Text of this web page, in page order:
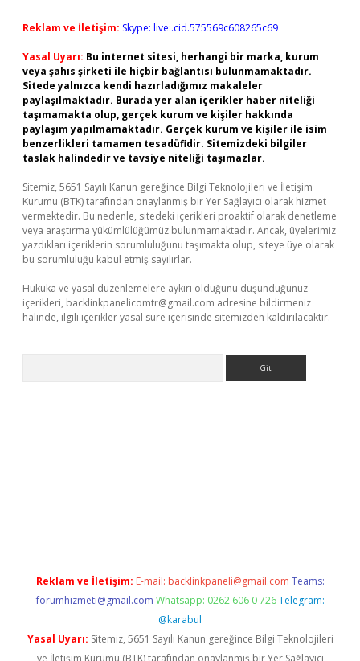
Reklam ve İletişim: Skype: live:.cid.575569c608265c69
Yasal Uyarı: Bu internet sitesi, herhangi bir marka, kurum
veya şahıs şirketi ile hiçbir bağlantısı bulunmamaktadır.
Sitede yalnızca kendi hazırladığımız makaleler
paylaşılmaktadır. Burada yer alan içerikler haber niteliği
taşımamakta olup, gerçek kurum ve kişiler hakkında
paylaşım yapılmamaktadır. Gerçek kurum ve kişiler ile isim
benzerlikleri tamamen tesadüfidir. Sitemizdeki bilgiler
taslak halindedir ve tavsiye niteliği taşımazlar.
Sitemiz, 5651 Sayılı Kanun gereğince Bilgi Teknolojileri ve İletişim
Kurumu (BTK) tarafından onaylanmış bir Yer Sağlayıcı olarak hizmet
vermektedir. Bu nedenle, sitedeki içerikleri proaktif olarak denetleme
veya araştırma yükümlülüğümüz bulunmamaktadır. Ancak, üyelerimiz
yazdıkları içeriklerin sorumluluğunu taşımakta olup, siteye üye olarak
bu sorumluluğu kabul etmiş sayılırlar.
Hukuka ve yasal düzenlemelere aykırı olduğunu düşündüğünüz
içerikleri, backlinkpanelicomtr@gmail.com adresine bildirmeniz
halinde, ilgili içerikler yasal süre içerisinde sitemizden kaldırılacaktır.
Reklam ve İletişim: E-mail: backlinkpaneli@gmail.com Teams:
forumhizmeti@gmail.com Whatsapp: 0262 606 0 726 Telegram:
@karabul
Yasal Uyarı: Sitemiz, 5651 Sayılı Kanun gereğince Bilgi Teknolojileri
ve İletişim Kurumu (BTK) tarafından onaylanmış bir Yer Sağlayıcı